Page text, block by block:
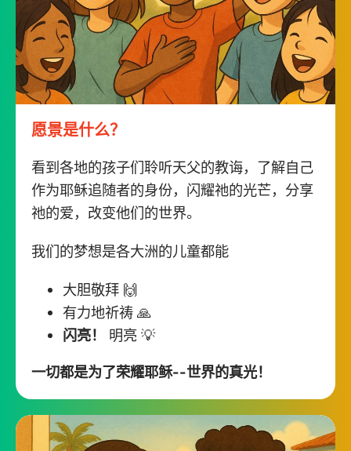
愿景是什么？
看到各地的孩子们聆听天父的教诲，了解自己
作为耶稣追随者的身份，闪耀祂的光芒，分享
祂的爱，改变他们的世界。
我们的梦想是各大洲的儿童都能
大胆敬拜 🙌
有力地祈祷 🙏
闪亮！
明亮 💡
一切都是为了荣耀耶稣--世界的真光！